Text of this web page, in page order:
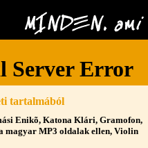
tartalmából
Enikõ, Katona Klári, Gramofon,
magyar MP3 oldalak ellen, Violin